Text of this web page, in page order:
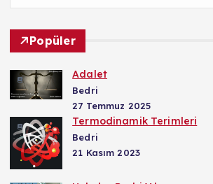
Popüler
Adalet
Bedri
27 Temmuz 2025
Termodinamik Terimleri
Bedri
21 Kasım 2023